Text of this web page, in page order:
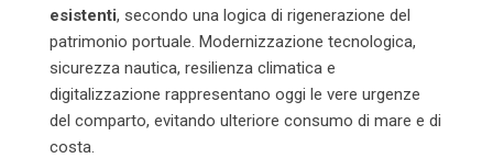
esistenti, secondo una logica di rigenerazione del
patrimonio portuale. Modernizzazione tecnologica,
sicurezza nautica, resilienza climatica e
digitalizzazione rappresentano oggi le vere urgenze
del comparto, evitando ulteriore consumo di mare e di
costa.